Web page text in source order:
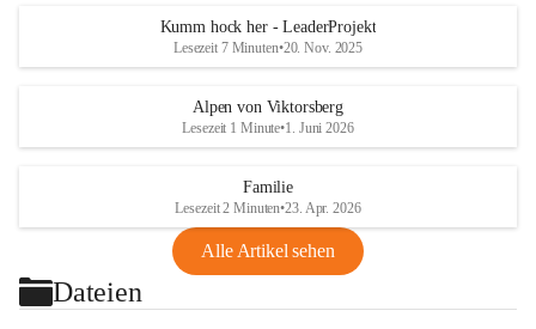
Kumm hock her - LeaderProjekt
Lesezeit 7 Minuten•20. Nov. 2025
Alpen von Viktorsberg
Lesezeit 1 Minute•1. Juni 2026
Familie
Lesezeit 2 Minuten•23. Apr. 2026
Alle Artikel sehen
Dateien